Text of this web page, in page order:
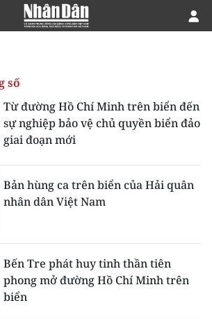
số
Từ đường Hồ Chí Minh trên biển đến
sự nghiệp bảo vệ chủ quyền biển đảo
giai đoạn mới
Bản hùng ca trên biển của Hải quân
nhân dân Việt Nam
Bến Tre phát huy tinh thần tiên
phong mở đường Hồ Chí Minh trên
biển